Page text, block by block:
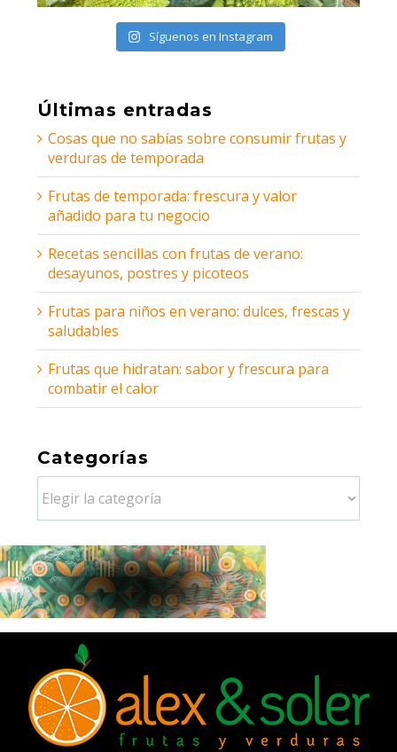
Síguenos en Instagram
Últimas entradas
Cosas que no sabías sobre consumir frutas y
verduras de temporada
Frutas de temporada: frescura y valor
añadido para tu negocio
Recetas sencillas con frutas de verano:
desayunos, postres y picoteos
Frutas para niños en verano: dulces, frescas y
saludables
Frutas que hidratan: sabor y frescura para
combatir el calor
Categorías